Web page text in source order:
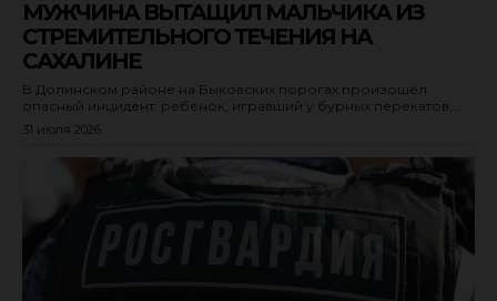
МУЖЧИНА ВЫТАЩИЛ МАЛЬЧИКА ИЗ
СТРЕМИТЕЛЬНОГО ТЕЧЕНИЯ НА
САХАЛИНЕ
В Долинском районе на Быковских порогах произошёл
опасный инцидент: ребёнок, игравший у бурных перекатов,...
31 июля 2026